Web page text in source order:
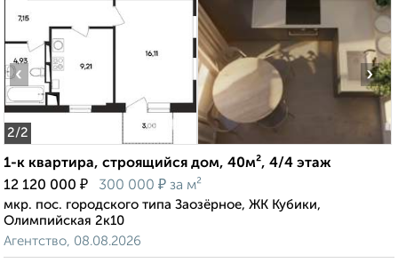
2/2
‹ ›
1-к квартира, строящийся дом, 40м², 4/4 этаж
12 120 000 ₽ 300 000 ₽ за м²
мкр. пос. городского типа Заозёрное, ЖК Кубики,
Олимпийская 2к10
Агентство, 08.08.2026